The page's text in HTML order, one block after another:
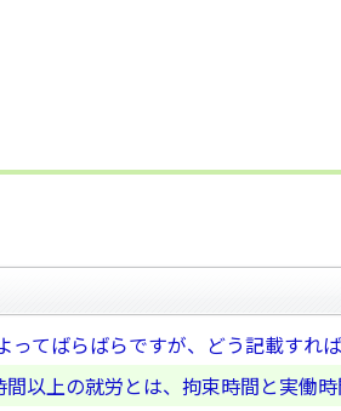
ってばらばらですが、どう記載すれ
以上の就労とは、拘束時間と実働